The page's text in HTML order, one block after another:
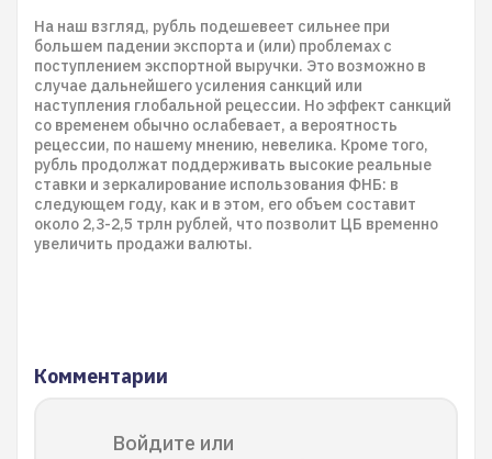
На наш взгляд, рубль подешевеет сильнее при
большем падении экспорта и (или) проблемах с
поступлением экспортной выручки. Это возможно в
случае дальнейшего усиления санкций или
наступления глобальной рецессии. Но эффект санкций
со временем обычно ослабевает, а вероятность
рецессии, по нашему мнению, невелика. Кроме того,
рубль продолжат поддерживать высокие реальные
ставки и зеркалирование использования ФНБ: в
следующем году, как и в этом, его объем составит
около 2,3-2,5 трлн рублей, что позволит ЦБ временно
увеличить продажи валюты.
Комментарии
Войдите или